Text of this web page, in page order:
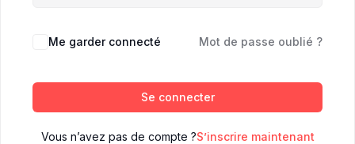
Me garder connecté Mot de passe oublié ?
Se connecter
Vous n’avez pas de compte ?S’inscrire maintenant